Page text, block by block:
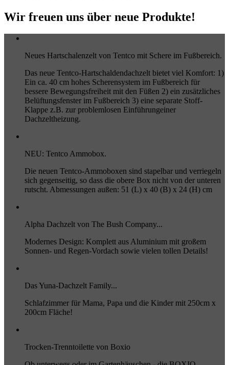
Wir freuen uns über neue Produkte!
Neues Hartschalenzelt von Tentco mit Schere im Fußbereich.
Das neue Tentco-Hartschaldendachzelt bietet viel Komfort: 1)
Ein ca. 40 cm hohes Scherensystem im Fußbereich für
bessere Bewegungsfreiheit mit den Füßen 2) ein zusätzliches
Belüftungsfenster im Fußbereich 3) eine separate Stoff-
Klappe z.B. zur problemlosen Einführungeiner
Dachzeltheizung.
NEU: Tentco Ammobox.
Die neuen Tentco-Ammoboxen sind stapelbar und verriegeln
sich gegenseitig, so dass die obere Box nicht von der unteren
rutscht. Abmessungen außen: 51 (L) x 40 (B) x 24 (H) cm
Alpha Dachzelt von The Bush Company...
Modernes Design: Komplett aus Aluminium mit großem
Sonnen- und Regen-Vordach sowie vielen tollen Details!
Das Yuna-Dachzelt Family...
Schlafzimmer für Mama, Papa und die Kinder mit 250cm x
200cm Fläche!
Trocken-Trenntoilette von Boxio